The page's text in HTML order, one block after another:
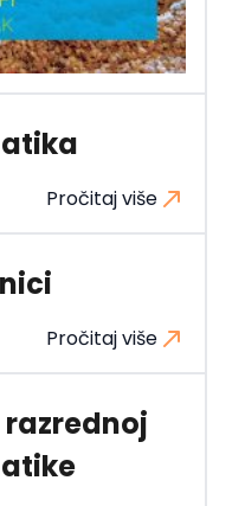
Pročitaj više
Pročitaj više